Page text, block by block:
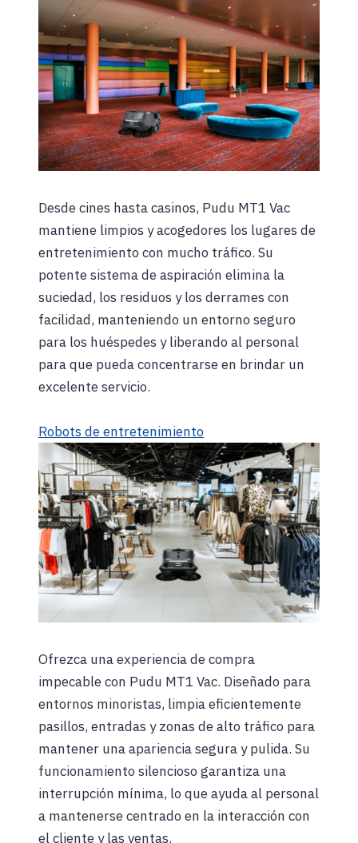
Desde cines hasta casinos, Pudu MT1 Vac
mantiene limpios y acogedores los lugares de
entretenimiento con mucho tráfico. Su
potente sistema de aspiración elimina la
suciedad, los residuos y los derrames con
facilidad, manteniendo un entorno seguro
para los huéspedes y liberando al personal
para que pueda concentrarse en brindar un
excelente servicio.
Robots de entretenimiento
Ofrezca una experiencia de compra
impecable con Pudu MT1 Vac. Diseñado para
entornos minoristas, limpia eficientemente
pasillos, entradas y zonas de alto tráfico para
mantener una apariencia segura y pulida. Su
funcionamiento silencioso garantiza una
interrupción mínima, lo que ayuda al personal
a mantenerse centrado en la interacción con
el cliente y las ventas.